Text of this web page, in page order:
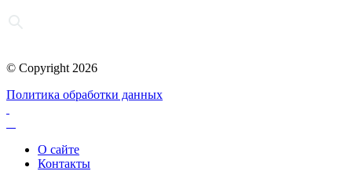
© Copyright 2026
Политика обработки данных
О сайте
Контакты